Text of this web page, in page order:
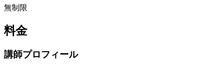
無制限
料金
講師プロフィール